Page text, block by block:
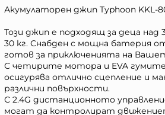
Акумулаторен джип Typhoon KKL-
Този джип е подходящ за деца над
30 кг. Снабден с мощна батерия
готов за приключенията на
С четирите мотора и EVA
осигурява отлично сцепление и
различни повърхности.
С 2.4G дистанционното
могат да контролират